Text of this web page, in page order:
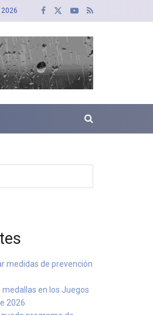
medidas de prevención
en los Juegos
2026